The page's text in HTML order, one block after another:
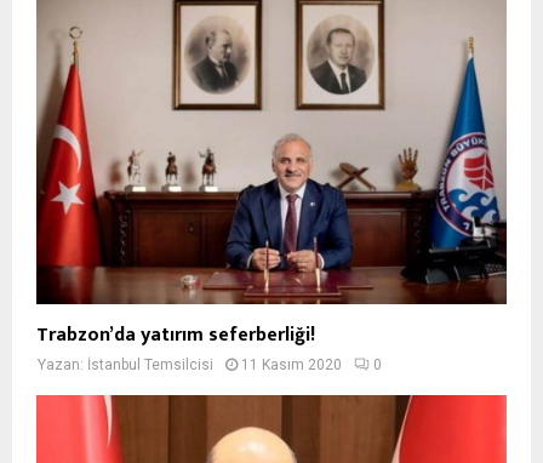
Trabzon’da yatırım seferberliği!
Yazan: İstanbul Temsilcisi 11 Kasım 2020 0